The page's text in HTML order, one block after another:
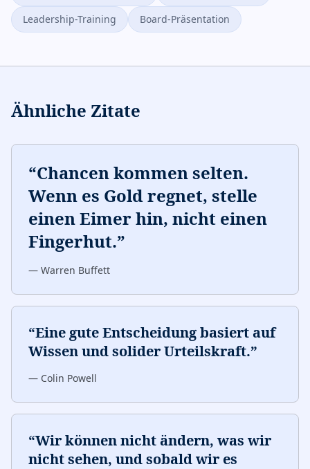
Leadership-Training
Board-Präsentation
Ähnliche Zitate
“Chancen kommen selten.
Wenn es Gold regnet, stelle
einen Eimer hin, nicht einen
Fingerhut.”
— Warren Buffett
“Eine gute Entscheidung basiert auf
Wissen und solider Urteilskraft.”
— Colin Powell
“Wir können nicht ändern, was wir
nicht sehen, und sobald wir es